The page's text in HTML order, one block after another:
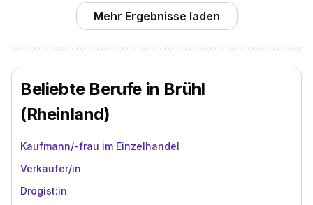
Mehr Ergebnisse laden
Beliebte Berufe in Brühl
(Rheinland)
Kaufmann/-frau im Einzelhandel
Verkäufer/in
Drogist:in